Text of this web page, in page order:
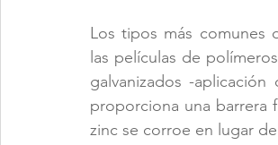
Los tipos más comunes
las películas de
galvanizados -
proporciona una barrera
zinc se corroe en lugar